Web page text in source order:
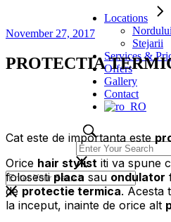
Locations
Nordului
Stejarii
Services &
Offers
Gallery
Contact
November 27, 2017
PROTECTIA
Cat este de importanta este
Orice hair stylist iti va spune
folosesti placa sau ondulator
de protectie termica. Acesta
la inceput, inainte de orice alt